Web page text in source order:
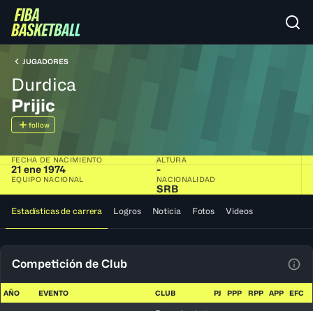
JUGADORES
Durdica
Prijic
follow
FECHA DE NACIMIENTO
21 ene 1974
ALTURA
-
EQUIPO NACIONAL NACIONALIDAD
SRB
Estadísticas de carrera Logros Noticia Fotos Videos
Competición de Club
AÑO EVENTO CLUB PJ PPP RPP APP EFC